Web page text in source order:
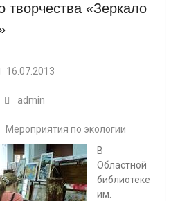
творчества «Зеркало
16.07.2013
admin
Мероприятия по экологии
В
Областной
библиотеке
им.